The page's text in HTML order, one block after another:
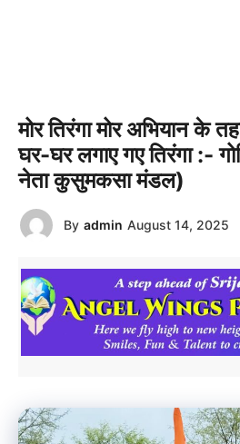
मोर तिरंगा मोर अभियान के
घर-घर लगाए गए तिरंगा :-
नेता कुसुमकसा मंडल)
By admin August 14, 2025